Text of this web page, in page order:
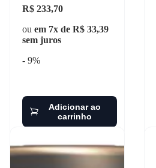
R$ 233,70
ou em 7x de R$ 33,39
sem juros
- 9%
Adicionar ao
carrinho